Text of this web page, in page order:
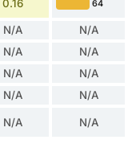
0.16 64
N/A N/A
N/A N/A
N/A N/A
N/A N/A
N/A N/A